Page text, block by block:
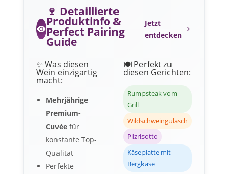
🍷 Detaillierte
Produktinfo &
Perfect Pairing
Guide
Jetzt
entdecken
✨ Was diesen
Wein einzigartig
macht:
Mehrjährige
Premium-
Cuvéefür
konstante Top-
Qualität
Perfekte
🍽️ Perfekt zu
diesen Gerichten:
Rumpsteak vom
Grill
Wildschweingulasch
Pilzrisotto
Käseplatte mit
Bergkäse